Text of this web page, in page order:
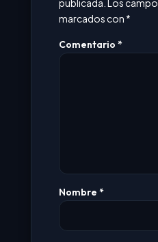
publicada. Los
marcados con *
Comentario *
Nombre *